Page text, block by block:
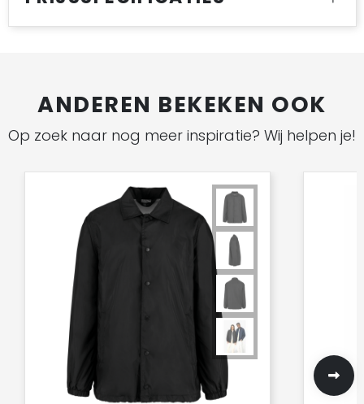
ANDEREN BEKEKEN OOK
Op zoek naar nog meer inspiratie? Wij helpen je!